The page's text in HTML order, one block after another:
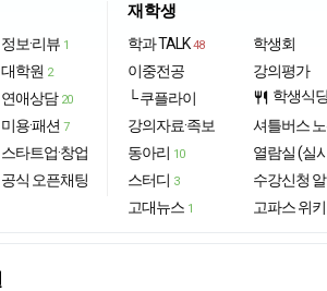
정보·리뷰 1
대학원 2
연애상담 20
미용·패션 7
스타트업·창업
공식 오픈채팅
재학생
학과 TALK 48
이중전공
└ 쿠플라이
강의자료·족보
동아리 10
스터디 3
고대뉴스 1
학생회
강의평가
restaurant 학생식
셔틀버스
열람실 (실
수강신청
고파스 위키